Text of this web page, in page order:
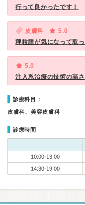
行って良かったです！
皮膚科
5.0
稗粒腫が気になって取
5.0
注入系治療の技術の高さ
診療科目：
皮膚科、美容皮膚科
診療時間
10:00-13:00
14:30-19:00